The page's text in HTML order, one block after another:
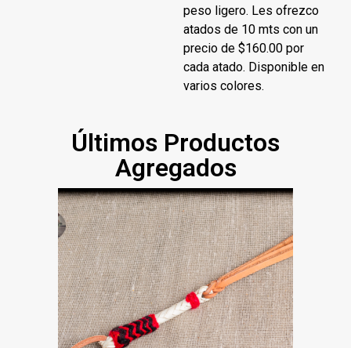
peso ligero. Les ofrezco
atados de 10 mts con un
precio de $160.00 por
cada atado. Disponible en
varios colores.
Últimos Productos
Agregados